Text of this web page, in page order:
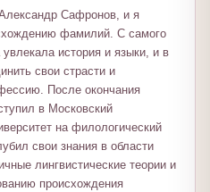
Сафронов, и я
фамилий. С самого
история и языки, и в
свои страсти и
После окончания
в Московский
на филологический
свои знания в области
лингвистические теории и
происхождения